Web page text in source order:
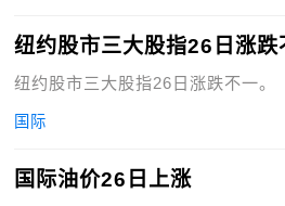
纽约股市三大股指26日涨跌
纽约股市三大股指26日涨跌不一。
国际
国际油价26日上涨